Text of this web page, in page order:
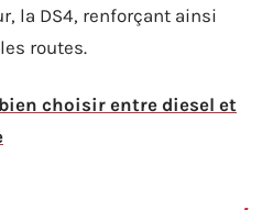
la DS4, renforçant ainsi
routes.
choisir entre diesel et